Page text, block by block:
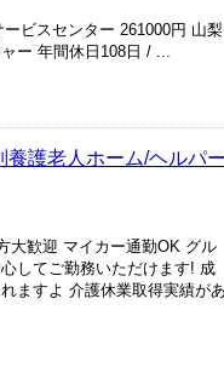
ビスセンター 261000円 山梨
ー 年間休日108日 / ...
護老人ホーム/ヘルパー
大歓迎 マイカー通勤OK グル
してご勤務いただけます! 成
ますよ 介護休業取得実績があ